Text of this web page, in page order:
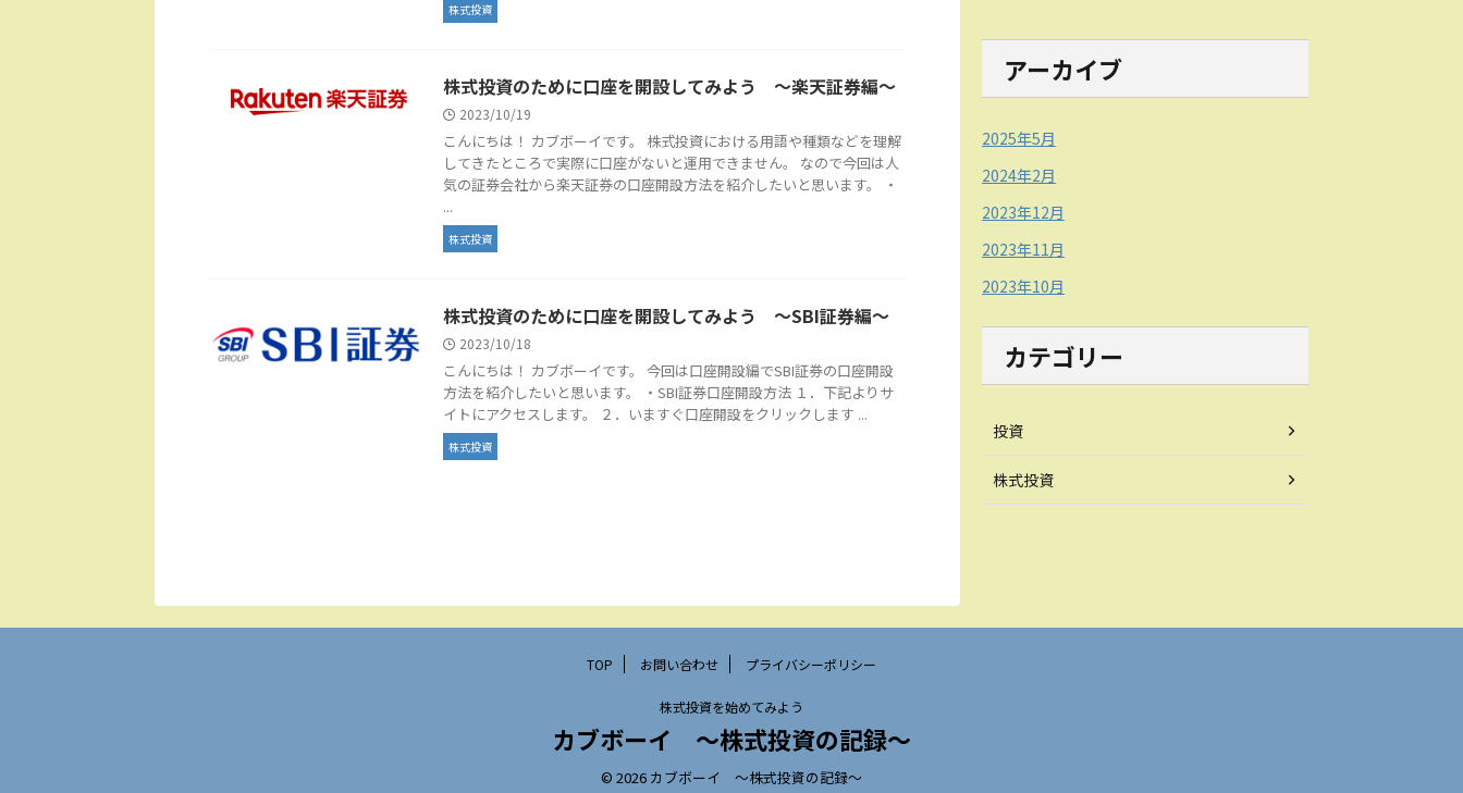
株式投資
株式投資のために口座を開設してみよう ～楽天証券編～
2023/10/19
こんにちは！ カブボーイです。 株式投資における用語や種類などを理解
してきたところで実際に口座がないと運用できません。 なので今回は人
気の証券会社から楽天証券の口座開設方法を紹介したいと思います。 ・
...
株式投資
株式投資のために口座を開設してみよう ～SBI証券編～
2023/10/18
こんにちは！ カブボーイです。 今回は口座開設編でSBI証券の口座開設
方法を紹介したいと思います。 ・SBI証券口座開設方法 １．下記よりサ
イトにアクセスします。 ２．いますぐ口座開設をクリックします ...
株式投資
アーカイブ
2025年5月
2024年2月
2023年12月
2023年11月
2023年10月
カテゴリー
投資
株式投資
TOP お問い合わせ プライバシーポリシー
株式投資を始めてみよう
カブボーイ 〜株式投資の記録〜
© 2026 カブボーイ 〜株式投資の記録〜